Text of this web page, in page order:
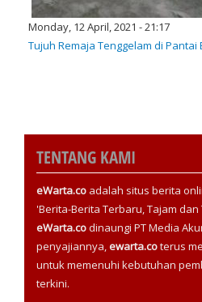
Monday, 12 April, 2021 - 21:17
Tujuh Remaja Tenggelam di Pantai
TENTANG KAMI
eWarta.co adalah situs berita
'Berita-Berita Terbaru, Tajam
eWarta.codinaungi PT Media
penyajiannya,ewarta.coterus
untuk memenuhi kebutuhan
terkini.